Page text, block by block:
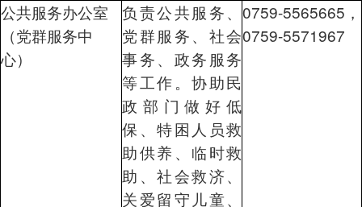
公共服务办公室
（党群服务中
心）
负责公共服务、
党群服务、社会
事务、政务服务
等工作。协助民
政部门做好低
保、特困人员救
助供养、临时救
助、社会救济、
关爱留守儿童、
0759-5565665，
0759-5571967